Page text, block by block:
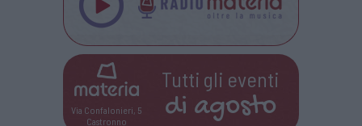
Via Confalonieri, 5
Castronno
Tutti gli eventi
di agosto